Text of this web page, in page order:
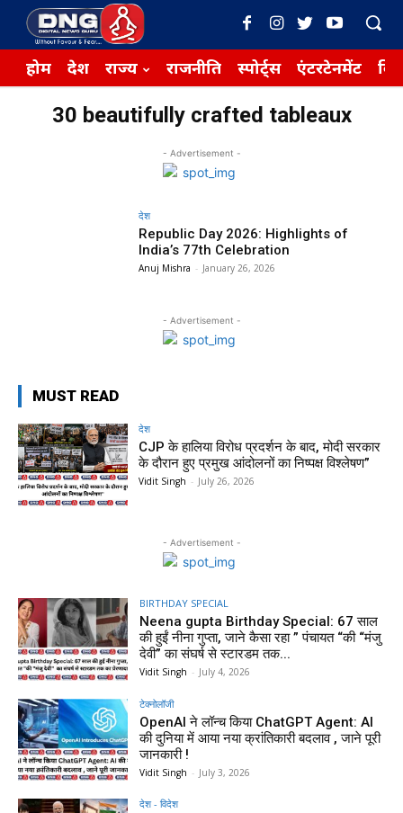
होम देश राज्य राजनीति स्पोर्ट्स एंटरटेनमेंट
30 beautifully crafted tableaux
- Advertisement -
देश
Republic Day 2026: Highlights of
India’s 77th Celebration
Anuj Mishra - January 26, 2026
- Advertisement -
MUST READ
देश
CJP के हालिया विरोध प्रदर्शन के बाद, मोदी सरकार
के दौरान हुए प्रमुख आंदोलनों का निष्पक्ष विश्लेषण”
Vidit Singh - July 26, 2026
- Advertisement -
BIRTHDAY SPECIAL
Neena gupta Birthday Special: 67 साल
की हुईं नीना गुप्ता, जाने कैसा रहा ” पंचायत “की “मंजु
देवी” का संघर्ष से स्टारडम तक...
Vidit Singh - July 4, 2026
टेक्नोलॉजी
OpenAI ने लॉन्च किया ChatGPT Agent: AI
की दुनिया में आया नया क्रांतिकारी बदलाव , जाने पूरी
जानकारी !
Vidit Singh - July 3, 2026
देश - विदेश